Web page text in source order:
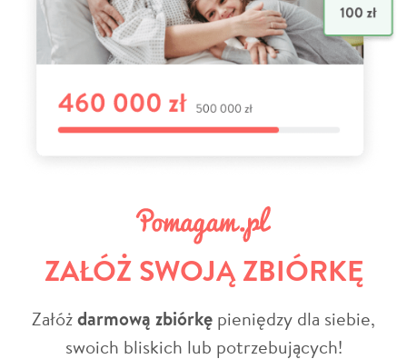
ZAŁÓŻ SWOJĄ ZBIÓRKĘ
Załóżdarmową zbiórkę pieniędzy dla siebie,
swoich bliskich lub potrzebujących!